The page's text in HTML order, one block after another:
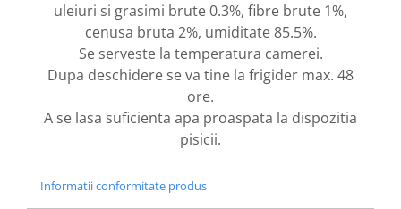
uleiuri si grasimi brute 0.3%, fibre brute 1%,
cenusa bruta 2%, umiditate 85.5%.
Se serveste la temperatura camerei.
Dupa deschidere se va tine la frigider max. 48
ore.
A se lasa suficienta apa proaspata la dispozitia
pisicii.
Informatii conformitate produs